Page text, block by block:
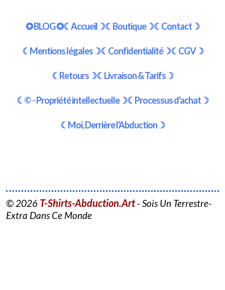
✪ BLOG ✪☾Accueil☽☾Boutique☽☾Contact☽
☾Mentions légales☽☾Confidentialité☽☾CGV☽
☾Retours☽☾Livraison & Tarifs☽
☾© - Propriété intellectuelle☽☾Processus d'achat☽
☾Moi, Derrière l'Abduction☽
© 2026 T-Shirts-Abduction.Art- Sois Un Terrestre-
Extra Dans Ce Monde